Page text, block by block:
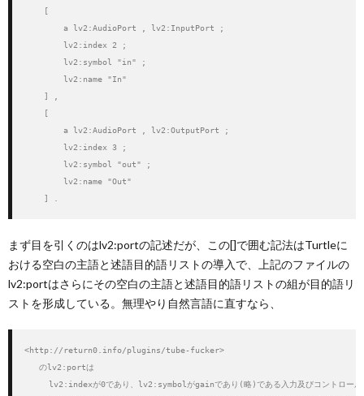
    [
        a lv2:AudioPort , lv2:InputPort ;
        lv2:index 2 ;
        lv2:symbol "in" ;
        lv2:name "In"
    ] ,
    [
        a lv2:AudioPort , lv2:OutputPort ;
        lv2:index 3 ;
        lv2:symbol "out" ;
        lv2:name "Out"
    ] .
まず目を引くのはlv2:portの記述だが、この[]で囲む記法はTurtleに
おける空白の主語と述語目的語リストの導入で、上記のファイルの
lv2:portはさらにその空白の主語と述語目的語リストの組が目的語リ
ストを形成している。無理やり自然言語に直すなら、
<http://return0.info/plugins/tube-fucker>
   のlv2:portは
lv2:indexが0であり、lv2:symbolがgainであり(略)である入力及びコントロール